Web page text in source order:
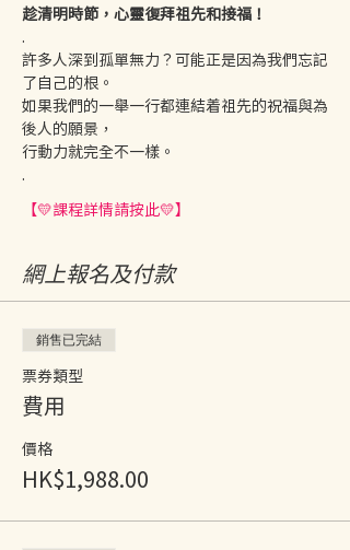
趁清明時節，心靈復拜祖先和接福！
.
許多人深到孤單無力？可能正是因為我們忘記
了自己的根。
如果我們的一舉一行都連結着祖先的祝福與為
後人的願景，
行動力就完全不一樣。
.
【💛課程詳情請按此💛】
網上報名及付款
銷售已完結
票券類型
費用
價格
HK$1,988.00